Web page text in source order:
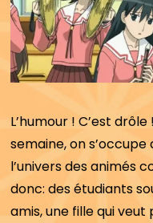
L’humour ! C’est
semaine, on
l’univers des animés
donc: des étudiants
amis, une fille qui veut